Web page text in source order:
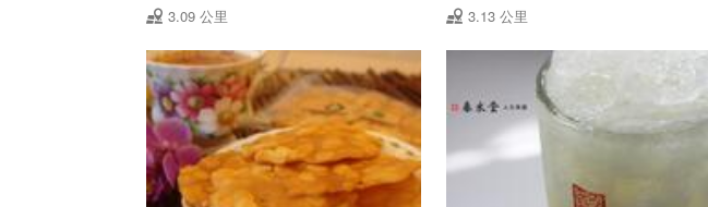
3.09 公里 3.13 公里